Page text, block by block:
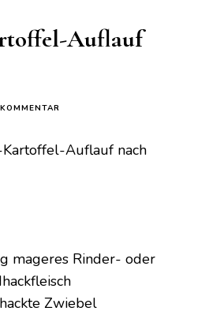
Auflauf
AUFLAUF
Auflauf nach
mageres Rinder- oder
Zwiebel